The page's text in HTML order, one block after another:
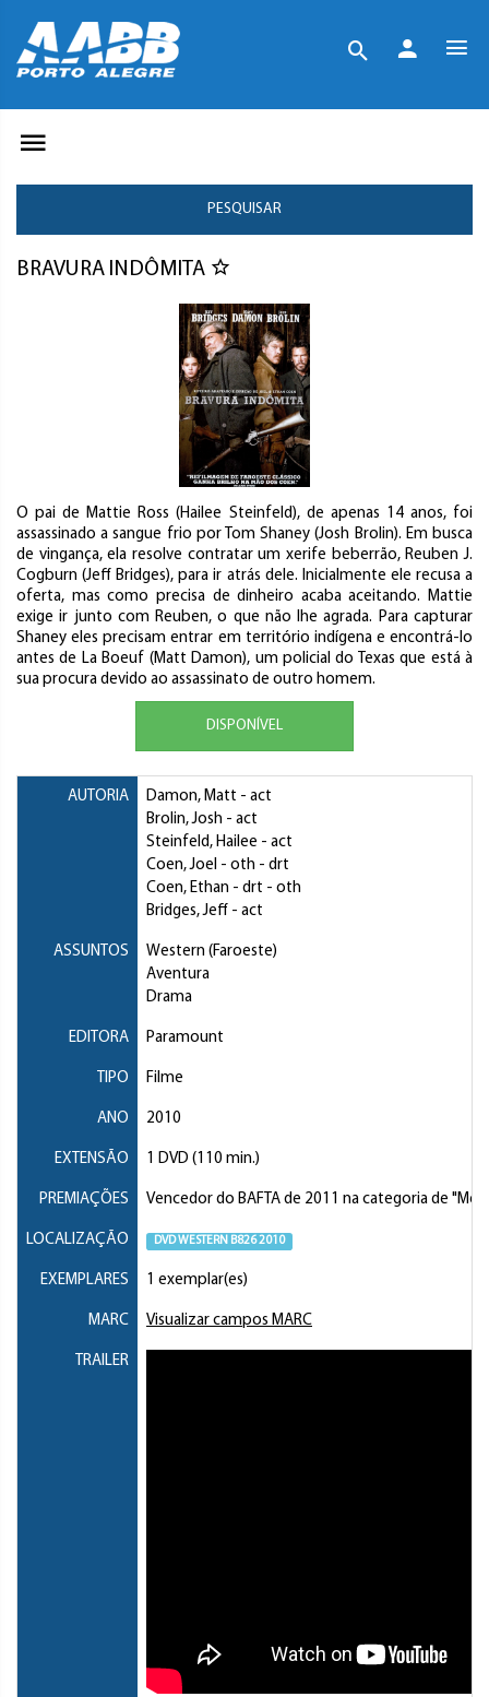
PESQUISAR
BRAVURA INDÔMITA
O pai de Mattie Ross (Hailee Steinfeld), de apenas 14 anos, foi
assassinado a sangue frio por Tom Shaney (Josh Brolin). Em busca
de vingança, ela resolve contratar um xerife beberrão, Reuben J.
Cogburn (Jeff Bridges), para ir atrás dele. Inicialmente ele recusa a
oferta, mas como precisa de dinheiro acaba aceitando. Mattie
exige ir junto com Reuben, o que não lhe agrada. Para capturar
Shaney eles precisam entrar em território indígena e encontrá-lo
antes de La Boeuf (Matt Damon), um policial do Texas que está à
sua procura devido ao assassinato de outro homem.
DISPONÍVEL
AUTORIA Damon, Matt - act
Brolin, Josh - act
Steinfeld, Hailee - act
Coen, Joel - oth - drt
Coen, Ethan - drt - oth
Bridges, Jeff - act
ASSUNTOS
Western (Faroeste)
Aventura
Drama
EDITORA Paramount
TIPO Filme
ANO 2010
EXTENSÃO 1 DVD (110 min.)
PREMIAÇÕES Vencedor do BAFTA de 2011 na categoria de
LOCALIZAÇÃO DVD WESTERN B826 2010
EXEMPLARES 1 exemplar(es)
MARC Visualizar campos MARC
TRAILER